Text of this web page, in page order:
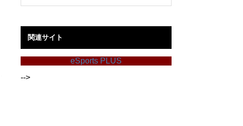
関連サイト
eSports PLUS
-->